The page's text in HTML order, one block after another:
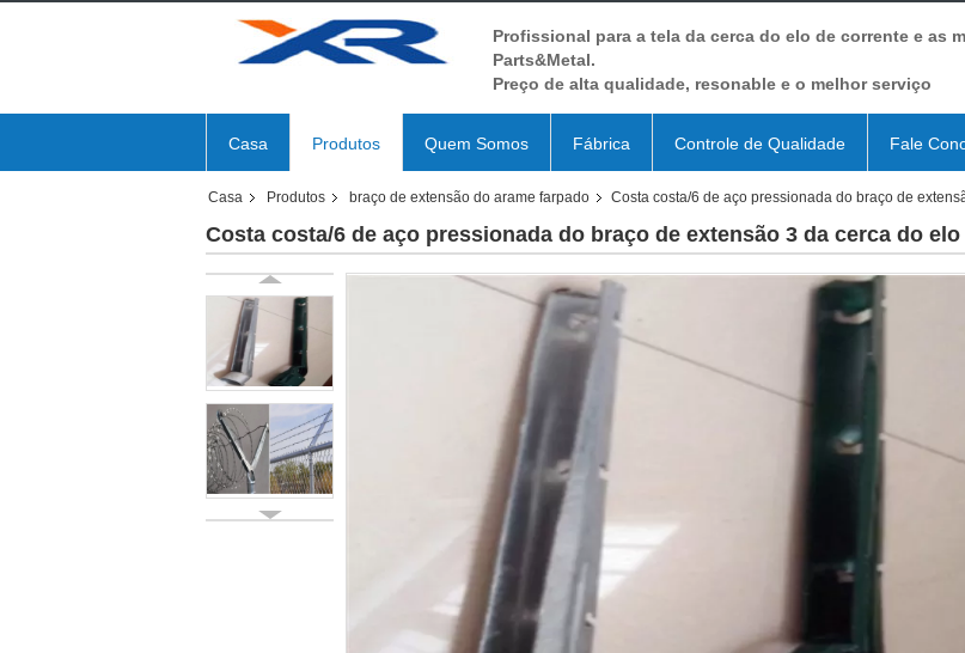
Profissional para a tela da cerca do elo de corrente e as
Parts&Metal.
Preço de alta qualidade, resonable e o melhor serviço
Casa Produtos Quem Somos Fábrica Controle de Qualidade Fale
Casa Produtos braço de extensão do arame farpado Costa costa/6 de aço pressionada do braço de
Costa costa/6 de aço pressionada do braço de extensão 3 da cerca do